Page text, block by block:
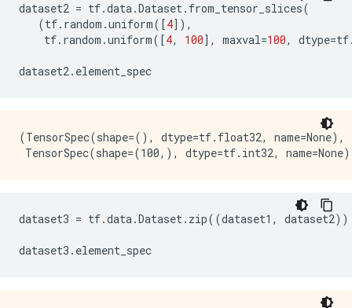
dataset2 = tf.data.Dataset. from_tensor_slices(
(tf. random .uniform([4]),
tf. random .uniform([4, 100], maxval=100, dtype=tf
dataset2. element_spec
(TensorSpec(shape=(), dtype=tf.float32, name=None),
dataset3 = tf.data.Dataset. zip((dataset1 , dataset2))
dataset3 . element_spec